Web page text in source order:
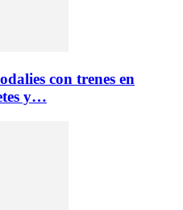
con trenes en
y…